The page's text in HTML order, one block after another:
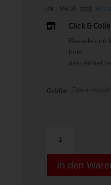
inkl. MwSt. zzgl.
 Click &
Bestelle und
hole
dein Artikel
Größe
Academy+
Big
Kids"
Dri-
In den